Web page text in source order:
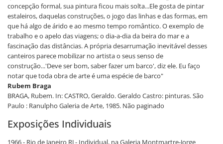
concepção formal, sua pintura ficou mais solta...Ele gosta de pintar
estaleiros, daquelas construções, o jogo das linhas e das formas, em
que há algo de árido e ao mesmo tempo romântico. O exemplo de
trabalho e o apelo das viagens; o dia-a-dia da beira do mar e a
fascinação das distâncias. A própria desarrumação inevitável desses
canteiros parece mobilizar no artista o seus senso de
construção...'Deve ser bom, saber fazer um barco', diz ele. Eu faço
notar que toda obra de arte é uma espécie de barco"
Rubem Braga
BRAGA, Rubem. In: CASTRO, Geraldo. Geraldo Castro: pinturas. São
Paulo : Ranulpho Galeria de Arte, 1985. Não paginado
Exposições Individuais
1966 - Rio de Janeiro RJ - Individual, na Galeria Montmartre-Jorge